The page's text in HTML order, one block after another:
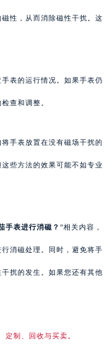
性，从而消除磁性干扰。这
表的运行情况。如果手表仍
查和调整。
手表放置在没有磁场干扰的
些方法的效果可能不如专业
手表进行消磁？ ”相关内容，
消磁处理。同时，避免将手
扰的发生。如果您还有其他